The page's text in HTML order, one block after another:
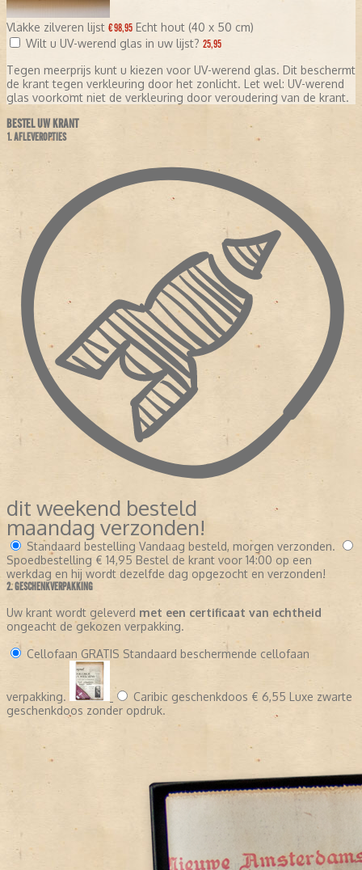
Vlakke zilveren lijst € 98,95 Echt hout (40 x 50 cm)
Wilt u UV-werend glas in uw lijst? 25,95
Tegen meerprijs kunt u kiezen voor UV-werend glas. Dit beschermt
de krant tegen verkleuring door het zonlicht. Let wel: UV-werend
glas voorkomt niet de verkleuring door veroudering van de krant.
BESTEL UW KRANT
1. AFLEVEROPTIES
dit weekend besteld
maandag verzonden!
Standaard bestelling Vandaag besteld, morgen verzonden.
Spoedbestelling € 14,95 Bestel de krant voor 14:00 op een
werkdag en hij wordt dezelfde dag opgezocht en verzonden!
2. GESCHENKVERPAKKING
Uw krant wordt geleverd met een certificaat van echtheid
ongeacht de gekozen verpakking.
Cellofaan GRATIS Standaard beschermende cellofaan
verpakking. Caribic geschenkdoos € 6,55 Luxe zwarte
geschenkdoos zonder opdruk.